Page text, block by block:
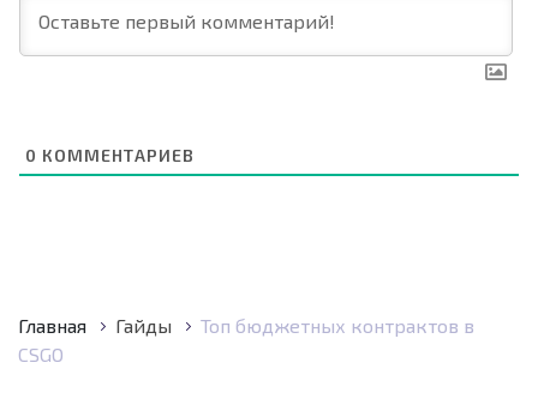
0 КОММЕНТАРИЕВ
Главная Гайды
Топ бюджетных контрактов в
CSGO